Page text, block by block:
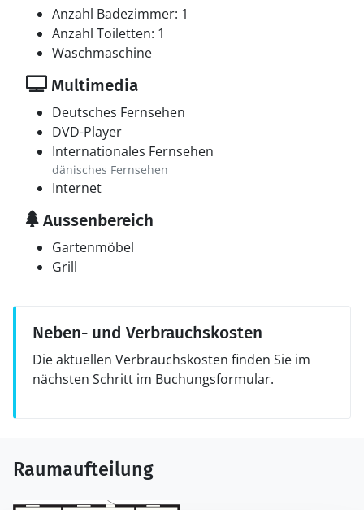
Anzahl Badezimmer: 1
Anzahl Toiletten: 1
Waschmaschine
Multimedia
Deutsches Fernsehen
DVD-Player
Internationales Fernsehen
dänisches Fernsehen
Internet
Aussenbereich
Gartenmöbel
Grill
Neben- und Verbrauchskosten
Die aktuellen Verbrauchskosten finden Sie im
nächsten Schritt im Buchungsformular.
Raumaufteilung